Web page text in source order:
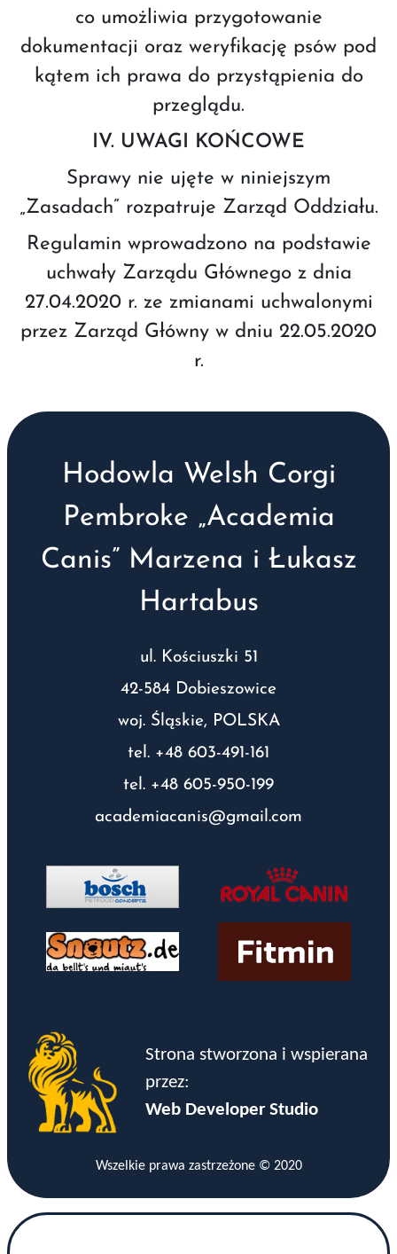
co umożliwia przygotowanie
dokumentacji oraz weryfikację psów pod
kątem ich prawa do przystąpienia do
przeglądu.
IV. UWAGI KOŃCOWE
Sprawy nie ujęte w niniejszym
„Zasadach” rozpatruje Zarząd Oddziału.
Regulamin wprowadzono na podstawie
uchwały Zarządu Głównego z dnia
27.04.2020 r. ze zmianami uchwalonymi
przez Zarząd Główny w dniu 22.05.2020
r.
Hodowla Welsh Corgi
Pembroke „Academia
Canis” Marzena i Łukasz
Hartabus
ul. Kościuszki 51
42-584 Dobieszowice
woj. Śląskie, POLSKA
tel. +48 603-491-161
tel. +48 605-950-199
academiacanis@gmail.com
Strona stworzona i wspierana
przez:
Web Developer Studio
Wszelkie prawa zastrzeżone © 2020